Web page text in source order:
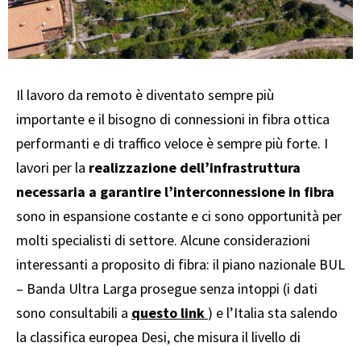
Il lavoro da remoto è diventato sempre più
importante e il bisogno di connessioni in fibra ottica
performanti e di traffico veloce è sempre più forte. I
lavori per la realizzazione dell’infrastruttura
necessaria a garantire l’interconnessione in fibra
sono in espansione costante e ci sono opportunità per
molti specialisti di settore. Alcune considerazioni
interessanti a proposito di fibra: il piano nazionale BUL
– Banda Ultra Larga prosegue senza intoppi (i dati
sono consultabili a questo link ) e l’Italia sta salendo
la classifica europea Desi, che misura il livello di